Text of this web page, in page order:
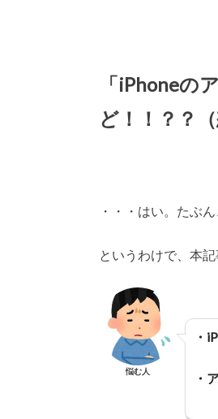
「iPhoneの
ど！！？？（
・・・はい。たぶ
というわけで、本記
悩む人
・
・